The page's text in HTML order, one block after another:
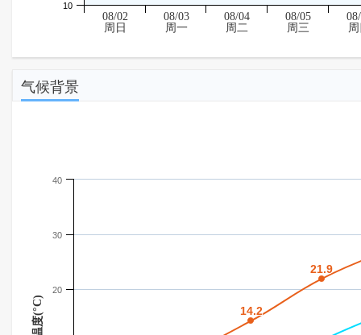
10
08/02
周日
08/03
周一
08/04
周二
08/05
周三
气候背景
温度(°C) 14.2
14.2
21.9
21.9
20
30
40